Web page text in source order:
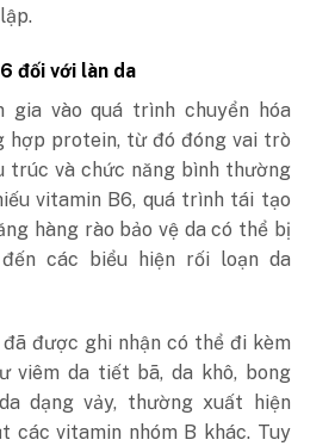
đối với làn da
gia vào quá trình chuyển hóa
hợp protein, từ đó đóng vai trò
trúc và chức năng bình thường
vitamin B6, quá trình tái tạo
hàng rào bảo vệ da có thể bị
các biểu hiện rối loạn da
được ghi nhận có thể đi kèm
viêm da tiết bã, da khô, bong
dạng vảy, thường xuất hiện
các vitamin nhóm B khác. Tuy